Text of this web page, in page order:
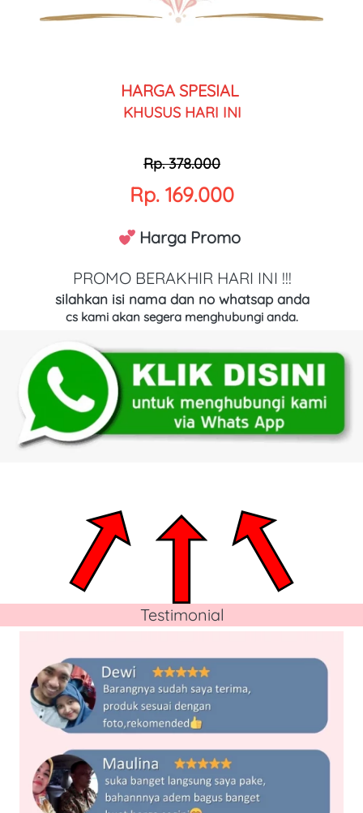
HARGA SPESIAL
KHUSUS HARI INI
Rp. 378.000
Rp. 169.000
Harga Promo
PROMO BERAKHIR HARI INI !!!
silahkan isi nama dan no whatsap anda
cs kami akan segera menghubungi anda.
Testimonial